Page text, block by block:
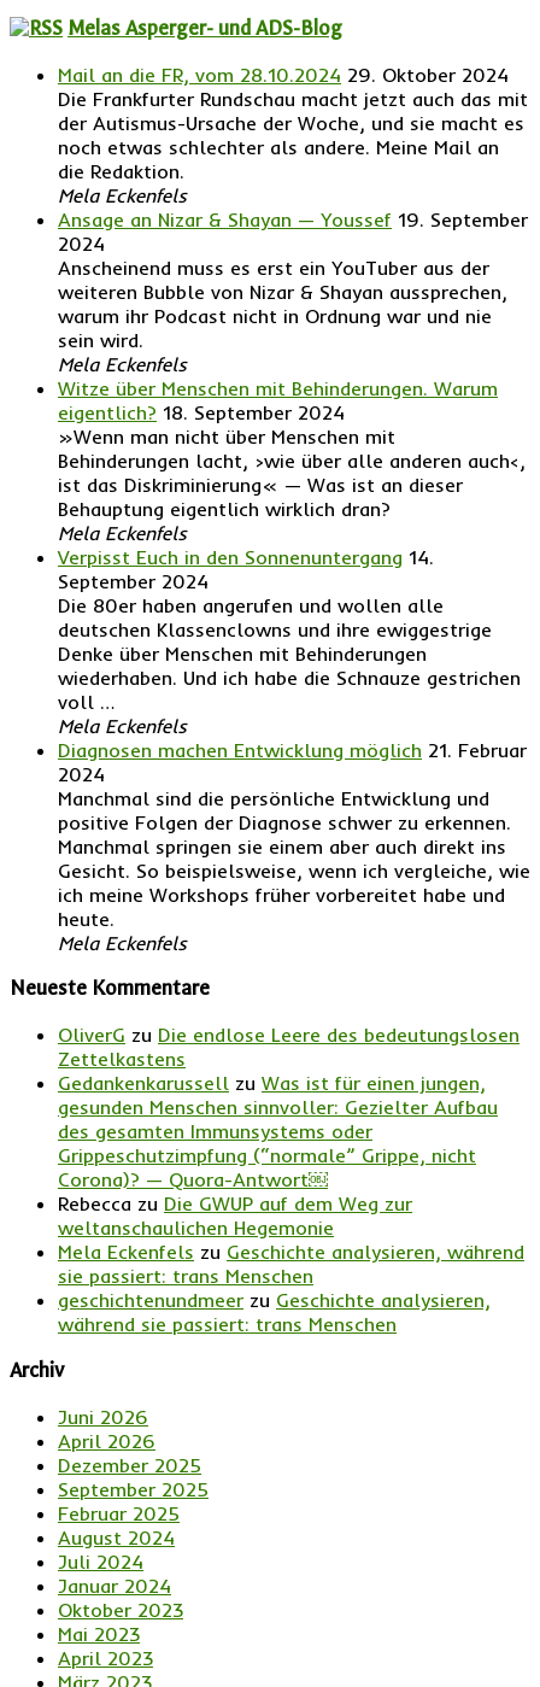
Melas Asperger- und ADS-Blog
Mail an die FR, vom 28.10.2024 29. Oktober 2024
Die Frankfurter Rundschau macht jetzt auch das mit
der Autismus-Ursache der Woche, und sie macht es
noch etwas schlechter als andere. Meine Mail an
die Redaktion.
Mela Eckenfels
Ansage an Nizar & Shayan — Youssef 19. September
2024
Anscheinend muss es erst ein YouTuber aus der
weiteren Bubble von Nizar & Shayan aussprechen,
warum ihr Podcast nicht in Ordnung war und nie
sein wird.
Mela Eckenfels
Witze über Menschen mit Behinderungen. Warum
eigentlich? 18. September 2024
»Wenn man nicht über Menschen mit
Behinderungen lacht, ›wie über alle anderen auch‹,
ist das Diskriminierung« — Was ist an dieser
Behauptung eigentlich wirklich dran?
Mela Eckenfels
Verpisst Euch in den Sonnenuntergang 14.
September 2024
Die 80er haben angerufen und wollen alle
deutschen Klassenclowns und ihre ewiggestrige
Denke über Menschen mit Behinderungen
wiederhaben. Und ich habe die Schnauze gestrichen
voll …
Mela Eckenfels
Diagnosen machen Entwicklung möglich 21. Februar
2024
Manchmal sind die persönliche Entwicklung und
positive Folgen der Diagnose schwer zu erkennen.
Manchmal springen sie einem aber auch direkt ins
Gesicht. So beispielsweise, wenn ich vergleiche, wie
ich meine Workshops früher vorbereitet habe und
heute.
Mela Eckenfels
Neueste Kommentare
OliverG zu Die endlose Leere des bedeutungslosen
Zettelkastens
Gedankenkarussell zu Was ist für einen jungen,
gesunden Menschen sinnvoller: Gezielter Aufbau
des gesamten Immunsystems oder
Grippeschutzimpfung (“normale” Grippe, nicht
Corona)? — Quora-Antwort￼
Rebecca zu Die GWUP auf dem Weg zur
weltanschaulichen Hegemonie
Mela Eckenfels zu Geschichte analysieren, während
sie passiert: trans Menschen
geschichtenundmeer zu Geschichte analysieren,
während sie passiert: trans Menschen
Archiv
Juni 2026
April 2026
Dezember 2025
September 2025
Februar 2025
August 2024
Juli 2024
Januar 2024
Oktober 2023
Mai 2023
April 2023
März 2023